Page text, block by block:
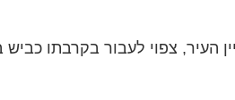
העיר, צפוי לעבור בקרבתו